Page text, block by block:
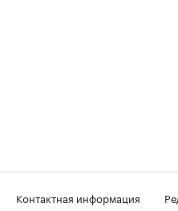
Контактная информация